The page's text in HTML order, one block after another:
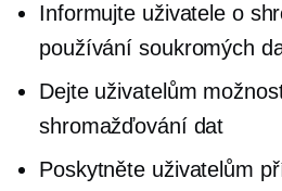
Informujte uživatele o
používání soukromých
Dejte uživatelům
shromažďování dat
Poskytněte uživatelům